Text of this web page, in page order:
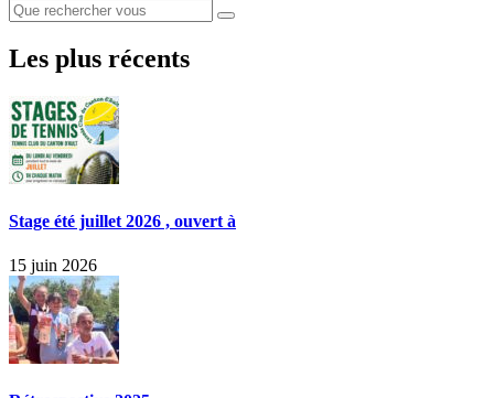
Les plus récents
Stage été juillet 2026 , ouvert à
15 juin 2026